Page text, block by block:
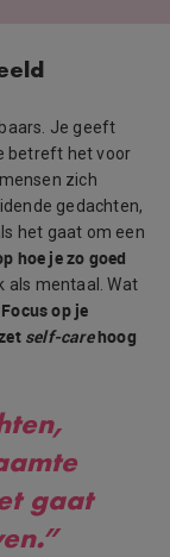
Je geeft
betreft het voor
zich
gedachten,
het gaat om een
hoe je zo goed
als mentaal. Wat
Focus op je
self-carehoog
gaat